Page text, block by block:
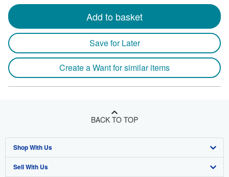
Add to basket
Save for Later
Create a Want for similar items
BACK TO TOP
Shop With Us
Advanced Search
Sell With Us